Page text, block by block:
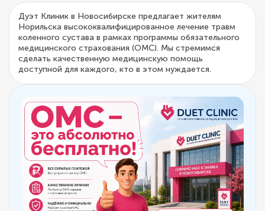
Дуэт Клиник в Новосибирске предлагает жителям
Норильска высококвалифицированное лечение травм
коленного сустава в рамках программы обязательного
медицинского страхования (ОМС). Мы стремимся
сделать качественную медицинскую помощь
доступной для каждого, кто в этом нуждается.